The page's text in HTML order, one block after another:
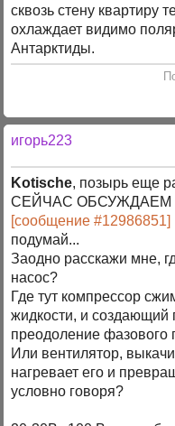
сквозь стену квартиру
охлаждает видимо
Антарктиды.
игорь223
Kotische, позырь еще
СЕЙЧАС ОБСУЖДАЕМ
[сообщение #12986851]
подумай...
Заодно расскажи мне,
насос?
Где тут компрессор
жидкости, и создающий
преодоление фазового
Или вентилятор,
нагревает его и
условно говоря?